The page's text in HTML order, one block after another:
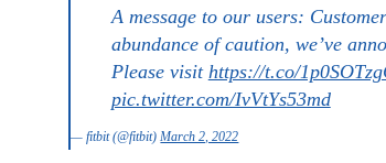
A message to our users:
abundance of caution, we’ve
Please visit https://t.co/
pic.twitter.com/IvVtYs53md
— fitbit (@fitbit)March 2, 2022